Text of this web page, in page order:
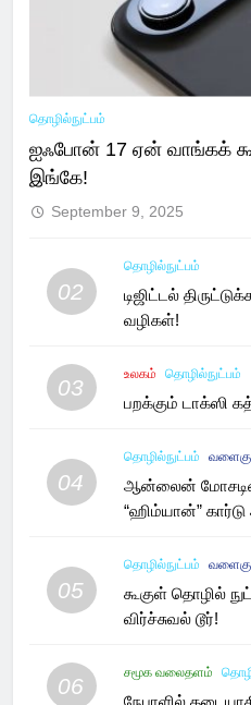
தொழில்நுட்பம்
ஐஃபோன் 17 ஏன் வாங்கக்
இங்கே!
September 9, 2025
02
தொழில்நுட்பம்
டிஜிட்டல்
வழிகள்!
03
உலகம் தொழில்நுட்பம்
பறக்கும் டாக்ஸி
04
தொழில்நுட்பம்
ஆன்லைன்
“ஹிம்யான்” கார்டு
05
தொழில்நுட்பம்
கூகுள் தொழில்
விர்ச்சுவல் டூர்!
06
சமூக வலைதளம்
நேபாளில்